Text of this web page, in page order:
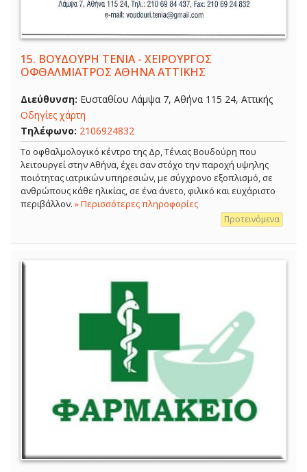
15. ΒΟΥΔΟΥΡΗ ΤΕΝΙΑ - ΧΕΙΡΟΥΡΓΟΣ
ΟΦΘΑΛΜΙΑΤΡΟΣ ΑΘΗΝΑ ΑΤΤΙΚΗΣ
Διεύθυνση: Ευσταθίου Λάμψα 7, Αθήνα 115 24, Αττικής
Οδηγίες χάρτη
Τηλέφωνο: 2106924832
Το οφθαλμολογικό κέντρο της Δρ, Τένιας Βουδούρη που
λειτουργεί στην Αθήνα, έχει σαν στόχο την παροχή υψηλης
ποιότητας ιατρικών υπηρεσιών, με σύγχρονο εξοπλισμό, σε
ανθρώπους κάθε ηλικίας, σε ένα άνετο, φιλικό και ευχάριστο
περιβάλλον. » Περισσότερες πληροφορίες
Προτεινόμενα